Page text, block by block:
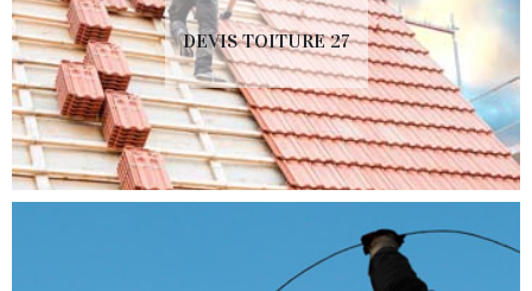
DEVIS TOITURE 27